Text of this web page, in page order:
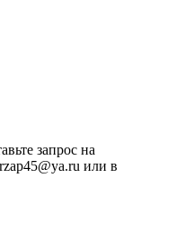
запрос на
или в